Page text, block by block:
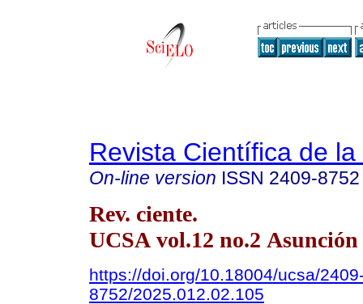
Revista Científica de la
On-line version ISSN 2409-8752
Rev. ciente.
UCSA vol.12 no.2
https://doi.org/10.18004/ucsa/
8752/2025.012.02.105